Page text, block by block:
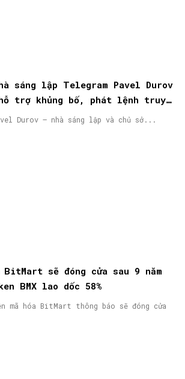
sáng lập Telegram Pavel Durov
trợ khủng bố, phát lệnh truy
Durov – nhà sáng lập và chủ sở...
sẽ đóng cửa sau 9 năm
BMX lao dốc 58%
mã hóa BitMart thông báo sẽ đóng cửa